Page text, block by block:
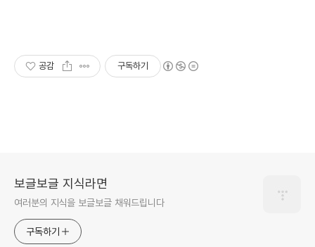
공감 구독하기
보글보글 지식라면
여러분의 지식을 보글보글 채워드립니다
구독하기